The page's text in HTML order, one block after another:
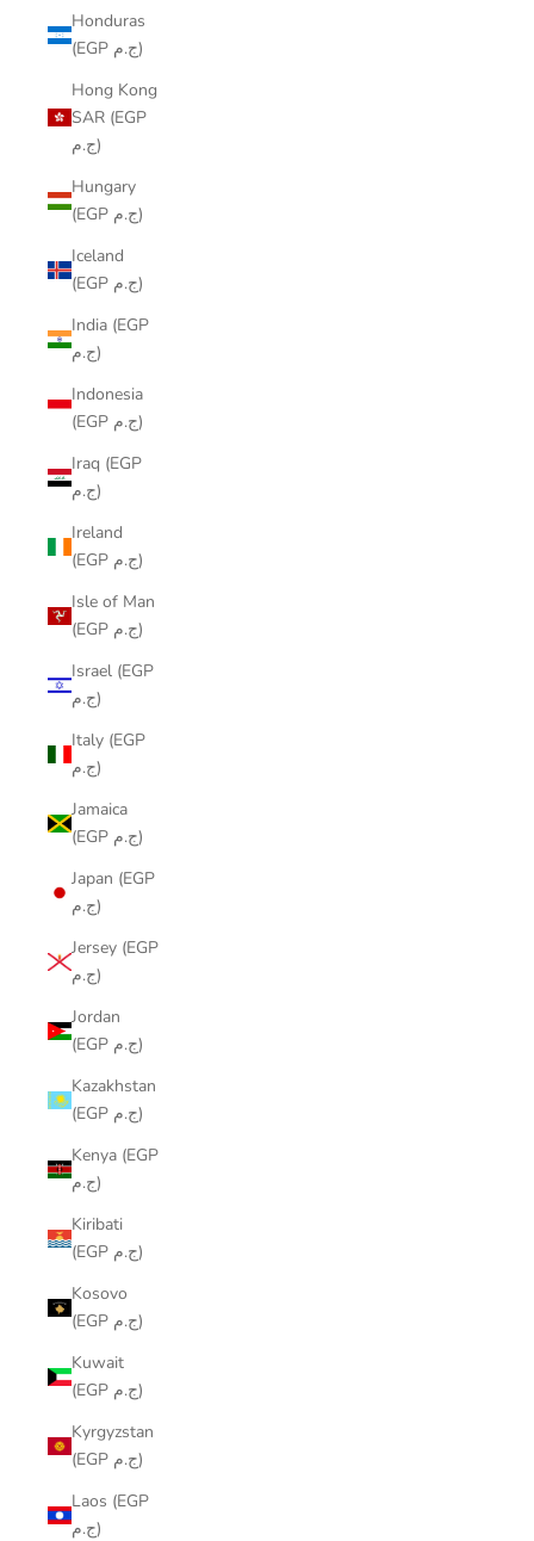
Honduras
(EGP ج.م)
Hong Kong
SAR (EGP
ج.م)
Hungary
(EGP ج.م)
Iceland
(EGP ج.م)
India (EGP
ج.م)
Indonesia
(EGP ج.م)
Iraq (EGP
ج.م)
Ireland
(EGP ج.م)
Isle of Man
(EGP ج.م)
Israel (EGP
ج.م)
Italy (EGP
ج.م)
Jamaica
(EGP ج.م)
Japan (EGP
ج.م)
Jersey (EGP
ج.م)
Jordan
(EGP ج.م)
Kazakhstan
(EGP ج.م)
Kenya (EGP
ج.م)
Kiribati
(EGP ج.م)
Kosovo
(EGP ج.م)
Kuwait
(EGP ج.م)
Kyrgyzstan
(EGP ج.م)
Laos (EGP
ج.م)